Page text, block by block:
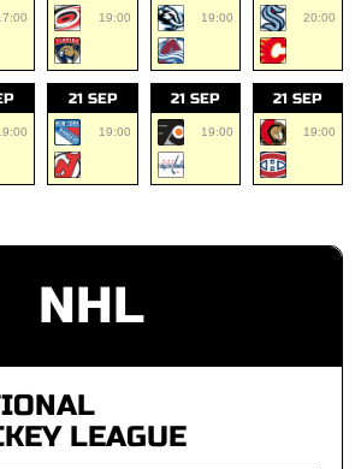
19:00 19:00 20:00
21 SEP
19:00
21 SEP
19:00
21 SEP
19:00
NHL
LEAGUE